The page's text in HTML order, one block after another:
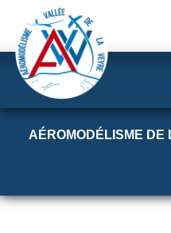
AÉROMODÉLISME
Panneau de gestion des